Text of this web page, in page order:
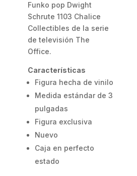
Funko pop Dwight
Schrute 1103 Chalice
Collectibles de la serie
de televisión The
Office.
Características
Figura hecha de vinilo
Medida estándar de 3
pulgadas
Figura exclusiva
Nuevo
Caja en perfecto
estado